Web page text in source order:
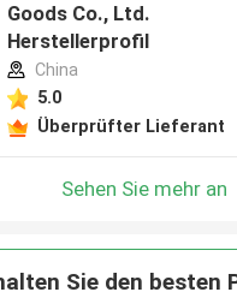
Goods Co., Ltd.
Herstellerprofil
China
5.0
Überprüfter Lieferant
Sehen Sie mehr an
Sie den besten